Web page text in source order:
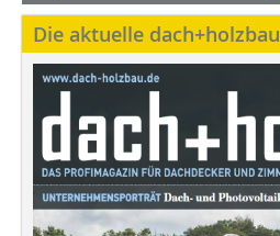
Die aktuelle dach+holzbau